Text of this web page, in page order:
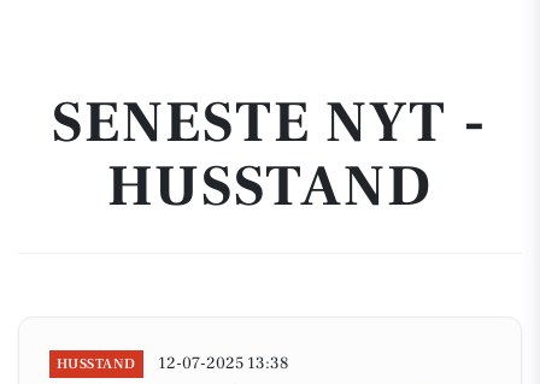
SENESTE NYT -
HUSSTAND
HUSSTAND 12-07-2025 13:38